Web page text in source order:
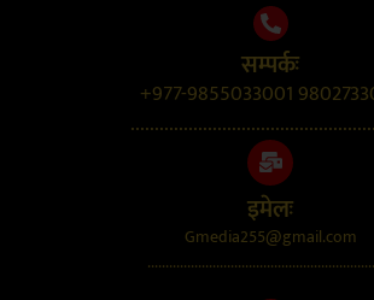
सम्पर्कः
+977-9855033001
इमेलः
Gmedia255@gmail.com